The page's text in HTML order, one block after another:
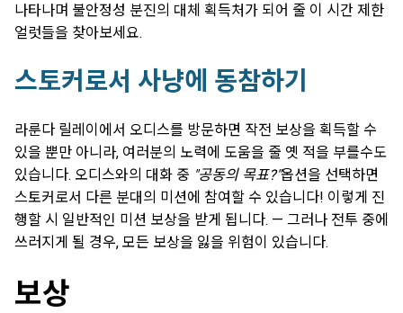
나타나며 불안정성 분진의 대체 획득처가 되어 줄 이 시간 제한
얼럿들을 찾아보세요.
스토커로서 사냥에 동참하기
라룬다 릴레이에서 오디스를 방문하면 작전 보상을 획득할 수
있을 뿐만 아니라, 여러분의 노력에 도움을 줄 옛 적을 부를수도
있습니다. 오디스와의 대화 중 "공동의 목표?"옵션을 선택하면
스토커로서 다른 분대의 미션에 참여할 수 있습니다! 이렇게 진
행할 시 일반적인 미션 보상을 받게 됩니다. — 그러나 전투 중에
쓰러지게 될 경우, 모든 보상을 잃을 위험이 있습니다.
보상